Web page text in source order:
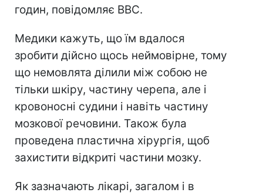
годин, повідомляє ВВС.
Медики кажуть, що їм вдалося
зробити дійсно щось неймовірне, тому
що немовлята ділили між собою не
тільки шкіру, частину черепа, але і
кровоносні судини і навіть частину
мозкової речовини. Також була
проведена пластична хірургія, щоб
захистити відкриті частини мозку.
Як зазначають лікарі, загалом і в